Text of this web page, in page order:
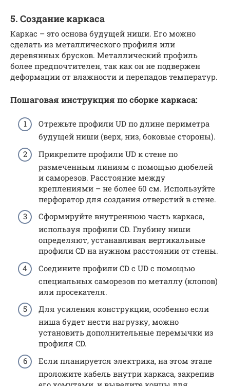
5. Создание каркаса
Каркас – это основа будущей ниши. Его можно
сделать из металлического профиля или
деревянных брусков. Металлический профиль
более предпочтителен, так как он не подвержен
деформации от влажности и перепадов температур.
Пошаговая инструкция посборке каркаса:
Отрежьте профили UD по длине периметра
будущей ниши (верх, низ, боковые стороны).
Прикрепите профили UD к стене по
размеченным линиям с помощью дюбелей
и саморезов. Расстояние между
креплениями – не более 60 см. Используйте
перфоратор для создания отверстий в стене.
Сформируйте внутреннюю часть каркаса,
используя профили CD. Глубину ниши
определяют, устанавливая вертикальные
профили CD на нужном расстоянии от стены.
Соедините профили CD с UD с помощью
специальных саморезов по металлу (клопов)
или просекателя.
Для усиления конструкции, особенно если
ниша будет нести нагрузку, можно
установить дополнительные перемычки из
профиля CD.
Если планируется электрика, на этом этапе
проложите кабель внутри каркаса, закрепив